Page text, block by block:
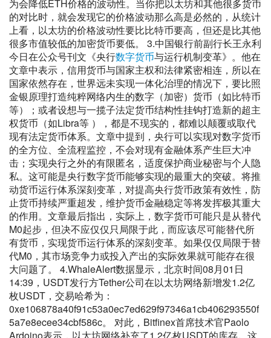
为会降低ETH价格的波动性。当你把以太坊和其他很多货币
的对比时，就会发现它的价格波动那么高是必然的，从统计
上看，以太坊的价格波动性要比比特币要高，但还是比其他
很多市值较低的加密货币要低。 3.中国银行前副行长王永利
今日在公众号刊文《央行数字货币与运行机制变革》。他在
文章中表示，信用货币与国家主权和法律紧密相连，所以在
国家依然存在，世界远未实现一体化治理的情况下，要比照
金银原理打造纯粹网络内生的数字（加密）货币（如比特币
等）；或者设想与一揽子法定货币结构性挂钩打造新的超主
权货币（如Libra等 ），都是不现实的，都难以颠覆或取代
现有法定货币体系。文章中提到，央行可以实现对数字货币
的全方位、全流程监控，不会对现有金融体系产生巨大冲
击；实现央行之外的有限匿名，适度保护商业秘密与个人隐
私。这可能是央行数字货币能够实现的最重大的突破。将推
动货币运行体系深刻变革，对提高央行货币政策有效性，防
止货币持续严重超发，维护货币金融稳定等将发挥极其重大
的作用。文章最后指出，实际上，数字货币可能只是从替代
M0起步，但决不应仅仅只局限于此，而应该尽可能替代所
有货币，实现货币运行体系的深刻变革。如果仅仅局限于替
代M0，其市场竞争力或投入产出的实际效果就可能存在很
大问题了。 4.WhaleAlert数据显示，北京时间08月01日
14:39，USDT发行方Tether公司在以太坊网络新增发1.2亿
枚USDT，交易哈希为：
0xe106878a40f91c53a0ec7ed629f97346a1cb406293550f
5a7e8ecee34cbf586c。 对此，Bitfinex首席技术官Paolo